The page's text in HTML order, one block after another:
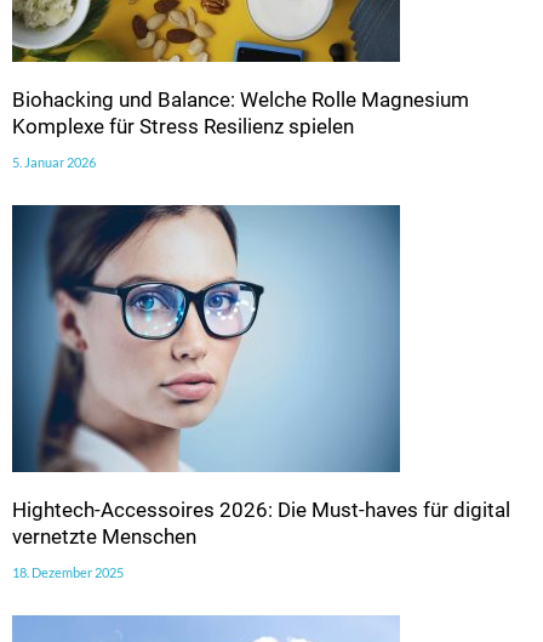
Biohacking und Balance: Welche Rolle Magnesium
Komplexe für Stress Resilienz spielen
5. Januar 2026
Hightech-Accessoires 2026: Die Must-haves für digital
vernetzte Menschen
18. Dezember 2025